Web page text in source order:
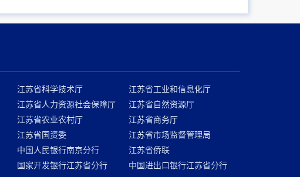
江苏省科学技术厅
江苏省工业和信息化厅
江苏省人力资源社会保障厅
江苏省自然资源厅
江苏省农业农村厅
江苏省商务厅
江苏省国资委
江苏省市场监督管理局
中国人民银行南京分行
江苏省侨联
国家开发银行江苏省分行
中国进出口银行江苏省分行